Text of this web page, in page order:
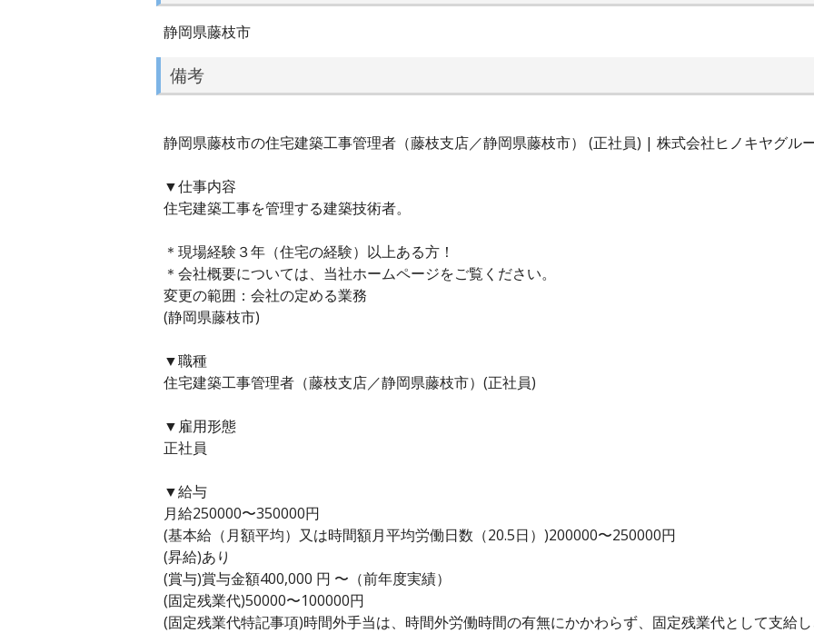
静岡県藤枝市
備考
静岡県藤枝市の住宅建築工事管理者（藤枝支店／静岡県藤枝市） (正社員) | 株式会社ヒノキヤグル
▼仕事内容
住宅建築工事を管理する建築技術者。
＊現場経験３年（住宅の経験）以上ある方！
＊会社概要については、当社ホームページをご覧ください。
変更の範囲：会社の定める業務
(静岡県藤枝市)
▼職種
住宅建築工事管理者（藤枝支店／静岡県藤枝市）(正社員)
▼雇用形態
正社員
▼給与
月給250000〜350000円
(基本給（月額平均）又は時間額月平均労働日数（20.5日）)200000〜250000円
(昇給)あり
(賞与)賞与金額400,000 円 〜（前年度実績）
(固定残業代)50000〜100000円
(固定残業代特記事項)時間外手当は、時間外労働時間の有無にかかわらず、固定残業代として支給